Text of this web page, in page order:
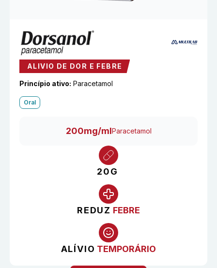
ALIVIO DE DOR E FEBRE
Princípio ativo: Paracetamol
Oral
200mg/mlParacetamol
20G
REDUZ FEBRE
ALÍVIO TEMPORÁRIO